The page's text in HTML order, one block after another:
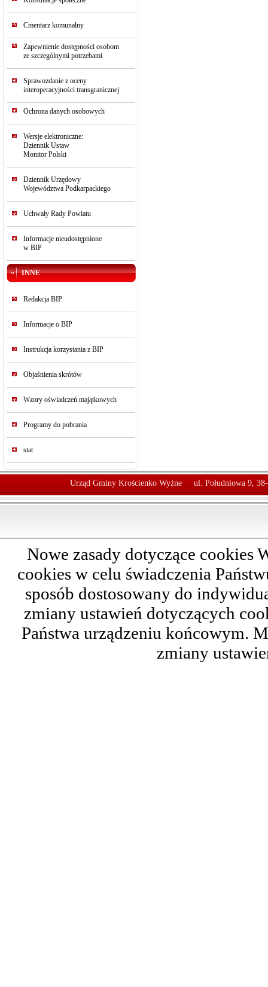
Cmentarz komunalny
Zapewnienie dostępności osobom
ze szczególnymi potrzebami
Sprawozdanie z oceny
interoperacyjności transgranicznej
Ochrona danych osobowych
Wersje elektroniczne:
Dziennik Ustaw
Monitor Polski
Dziennik Urzędowy
Województwa Podkarpackiego
Uchwały Rady Powiatu
Informacje nieudostępnione
w BIP
INNE
Redakcja BIP
Informacje o BIP
Instrukcja korzystania z BIP
Objaśnienia skrótów
Wzory oświadczeń majątkowych
Programy do pobrania
stat
Urząd Gminy Krościenko Wyżne ul. Południowa 9,
Nowe zasady dotyczące cookies
cookies w celu świadczenia
sposób dostosowany do
zmiany ustawień dotyczących
Państwa urządzeniu końcowym.
zmiany